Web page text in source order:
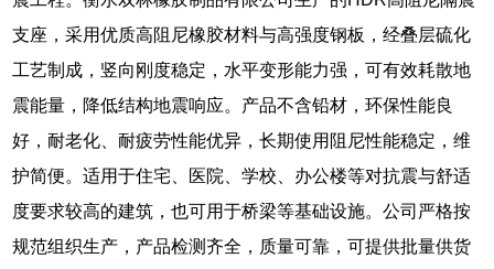
支座，采用优质高阻尼橡胶材料与高强度钢板，经叠层硫化
工艺制成，竖向刚度稳定，水平变形能力强，可有效耗散地
震能量，降低结构地震响应。产品不含铅材，环保性能良
好，耐老化、耐疲劳性能优异，长期使用阻尼性能稳定，维
护简便。适用于住宅、医院、学校、办公楼等对抗震与舒适
度要求较高的建筑，也可用于桥梁等基础设施。公司严格按
规范组织生产，产品检测齐全，质量可靠，可提供批量供货